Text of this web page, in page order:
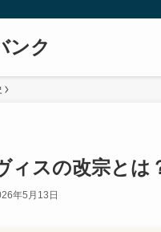
ンク
ィスの改宗とは
年5月13日